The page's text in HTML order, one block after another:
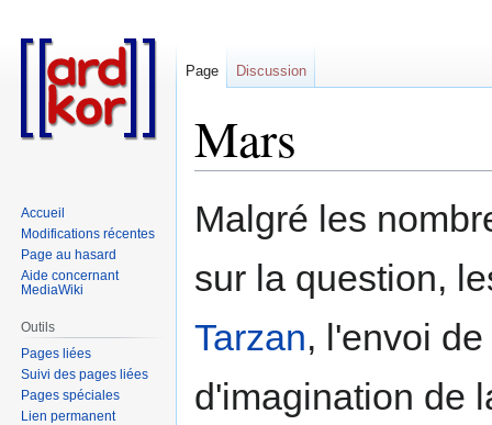
Mars
navigation
recherche
Malgré les
sur la question,
Tarzan, l'envoi
d'imagination de
Page Discussion
Accueil
Modifications récentes
Page au hasard
Aide concernant
MediaWiki
Outils
Pages liées
Suivi des pages liées
Pages spéciales
Lien permanent